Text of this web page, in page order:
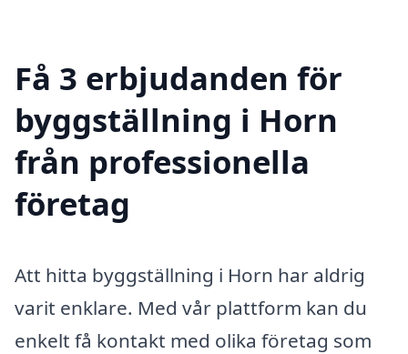
Få 3 erbjudanden för
byggställning i Horn
från professionella
företag
Att hitta byggställning i Horn har aldrig
varit enklare. Med vår plattform kan du
enkelt få kontakt med olika företag som